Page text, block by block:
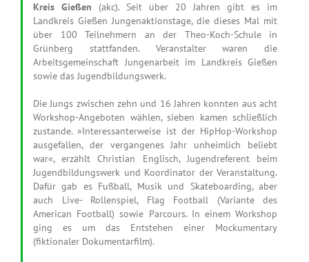
Kreis Gießen (akc). Seit über 20 Jahren gibt es im
Landkreis Gießen Jungenaktionstage, die dieses Mal mit
über 100 Teilnehmern an der Theo-Koch-Schule in
Grünberg stattfanden. Veranstalter waren die
Arbeitsgemeinschaft Jungenarbeit im Landkreis Gießen
sowie das Jugendbildungswerk.
Die Jungs zwischen zehn und 16 Jahren konnten aus acht
Workshop-Angeboten wählen, sieben kamen schließlich
zustande. »Interessanterweise ist der HipHop-Workshop
ausgefallen, der vergangenes Jahr unheimlich beliebt
war«, erzählt Christian Englisch, Jugendreferent beim
Jugendbildungswerk und Koordinator der Veranstaltung.
Dafür gab es Fußball, Musik und Skateboarding, aber
auch Live- Rollenspiel, Flag Football (Variante des
American Football) sowie Parcours. In einem Workshop
ging es um das Entstehen einer Mockumentary
(fiktionaler Dokumentarfilm).